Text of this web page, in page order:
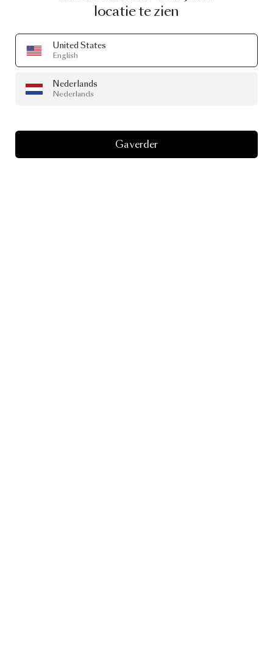
locatie te zien
United States
English
Nederlands
Nederlands
Ga verder